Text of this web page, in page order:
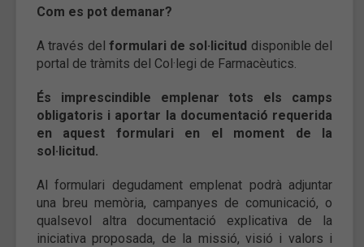
Com es pot demanar?
A través del formulari de sol·licitud disponible del
portal de tràmits del Col·legi de Farmacèutics.
És imprescindible emplenar tots els camps
obligatoris i aportar la documentació requerida
en aquest formulari en el moment de la
sol·licitud.
Al formulari degudament emplenat podrà adjuntar
una breu memòria, campanyes de comunicació, o
qualsevol altra documentació explicativa de la
iniciativa proposada, de la missió, visió i valors i